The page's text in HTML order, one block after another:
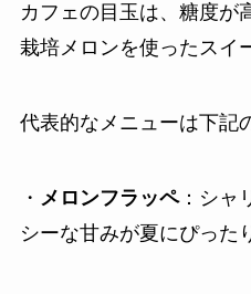
カフェの目玉は、糖度が
栽培メロンを使ったスイ
代表的なメニューは下記
・ メロンフラッペ：シャ
シーな甘みが夏にぴった